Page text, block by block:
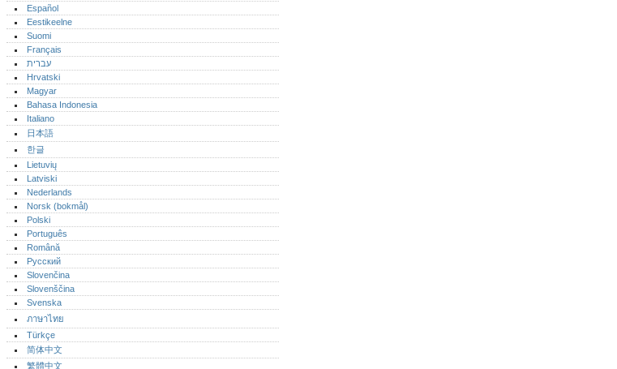
Español
Eestikeelne
Suomi
Français
עברית
Hrvatski
Magyar
Bahasa Indonesia
Italiano
日本語
한글
Lietuvių
Latviski
Nederlands
Norsk (bokmål)‎
Polski
Português‎
Română
Русский
Slovenčina
Slovenščina
Svenska
ภาษาไทย
Türkçe
简体中文
繁體中文